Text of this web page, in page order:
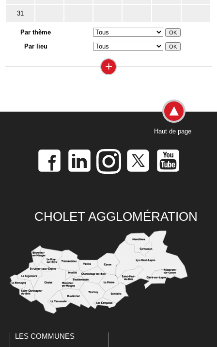
31
Par thème
Par lieu
+
Haut de page
CHOLET AGGLOMÉRATION
LES COMMUNES